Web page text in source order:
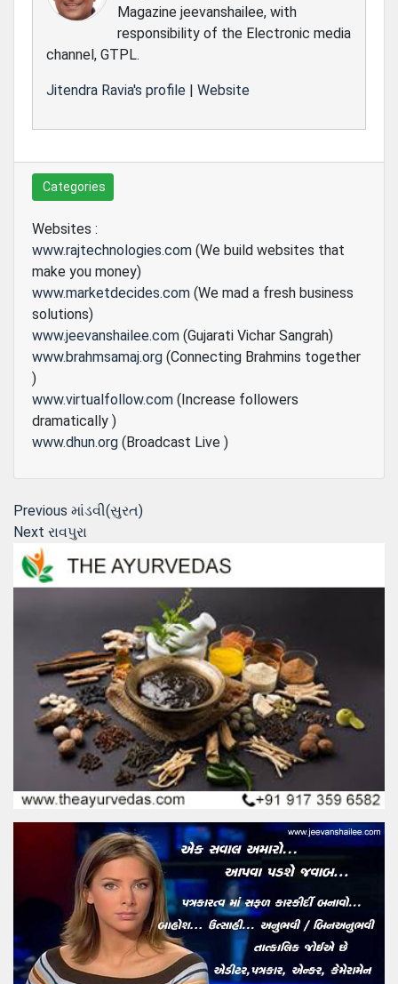
Magazine jeevanshailee, with
responsibility of the Electronic media
channel, GTPL.
Jitendra Ravia's profile | Website
Categories
Websites :
www.rajtechnologies.com (We build websites that
make you money)
www.marketdecides.com (We mad a fresh business
solutions)
www.jeevanshailee.com (Gujarati Vichar Sangrah)
www.brahmsamaj.org (Connecting Brahmins together
)
www.virtualfollow.com (Increase followers
dramatically )
www.dhun.org (Broadcast Live )
Post
navigation
Previous Previous
post:
માંડવી(સુરત)
Next Next
રાવપુરા